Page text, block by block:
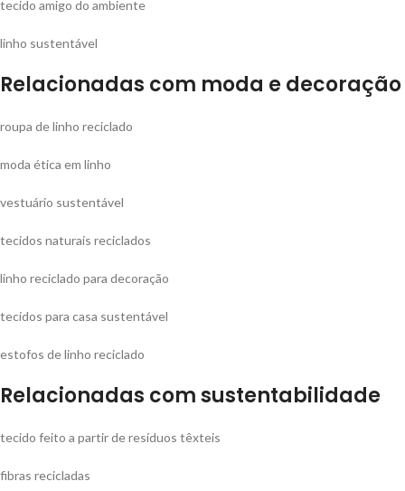
tecido amigo do ambiente
linho sustentável
Relacionadas com moda e decoração
roupa de linho reciclado
moda ética em linho
vestuário sustentável
tecidos naturais reciclados
linho reciclado para decoração
tecidos para casa sustentável
estofos de linho reciclado
Relacionadas com sustentabilidade
tecido feito a partir de resíduos têxteis
fibras recicladas